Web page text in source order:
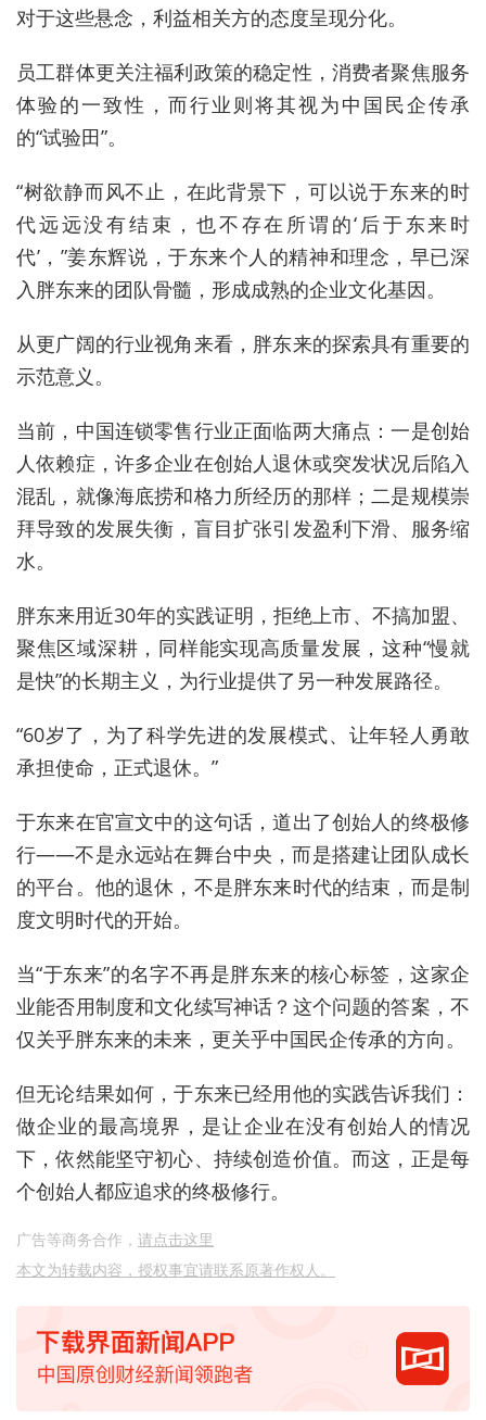
对于这些悬念，利益相关方的态度呈现分化。
员工群体更关注福利政策的稳定性，消费者聚焦服务
体验的一致性，而行业则将其视为中国民企传承
的“试验田”。
“树欲静而风不止，在此背景下，可以说于东来的时
代远远没有结束，也不存在所谓的‘后于东来时
代’，”姜东辉说，于东来个人的精神和理念，早已深
入胖东来的团队骨髓，形成成熟的企业文化基因。
从更广阔的行业视角来看，胖东来的探索具有重要的
示范意义。
当前，中国连锁零售行业正面临两大痛点：一是创始
人依赖症，许多企业在创始人退休或突发状况后陷入
混乱，就像海底捞和格力所经历的那样；二是规模崇
拜导致的发展失衡，盲目扩张引发盈利下滑、服务缩
水。
胖东来用近30年的实践证明，拒绝上市、不搞加盟、
聚焦区域深耕，同样能实现高质量发展，这种“慢就
是快”的长期主义，为行业提供了另一种发展路径。
“60岁了，为了科学先进的发展模式、让年轻人勇敢
承担使命，正式退休。”
于东来在官宣文中的这句话，道出了创始人的终极修
行——不是永远站在舞台中央，而是搭建让团队成长
的平台。他的退休，不是胖东来时代的结束，而是制
度文明时代的开始。
当“于东来”的名字不再是胖东来的核心标签，这家企
业能否用制度和文化续写神话？这个问题的答案，不
仅关乎胖东来的未来，更关乎中国民企传承的方向。
但无论结果如何，于东来已经用他的实践告诉我们：
做企业的最高境界，是让企业在没有创始人的情况
下，依然能坚守初心、持续创造价值。而这，正是每
个创始人都应追求的终极修行。
广告等商务合作， 请点击这里
本文为转载内容，授权事宜请联系原著作权人。